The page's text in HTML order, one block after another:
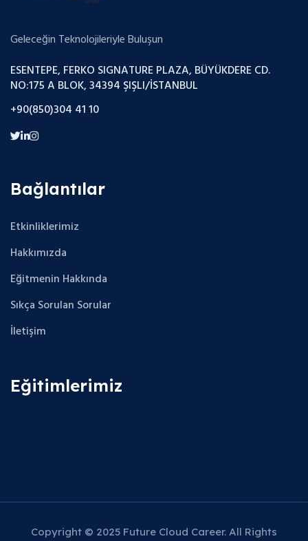
Geleceğin Teknolojileriyle Buluşun
ESENTEPE, FERKO SIGNATURE PLAZA, BÜYÜKDERE CD.
NO:175 A BLOK, 34394 ŞIŞLI/İSTANBUL
+90(850)304 41 10
Bağlantılar
Etkinliklerimiz
Hakkımızda
Eğitmenin Hakkında
Sıkça Sorulan Sorular
İletişim
Eğitimlerimiz
Copyright © 2025 Future Cloud Career. All Rights